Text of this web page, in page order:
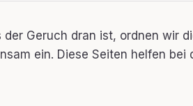
der Geruch dran ist, ordnen wir
ein. Diese Seiten helfen bei